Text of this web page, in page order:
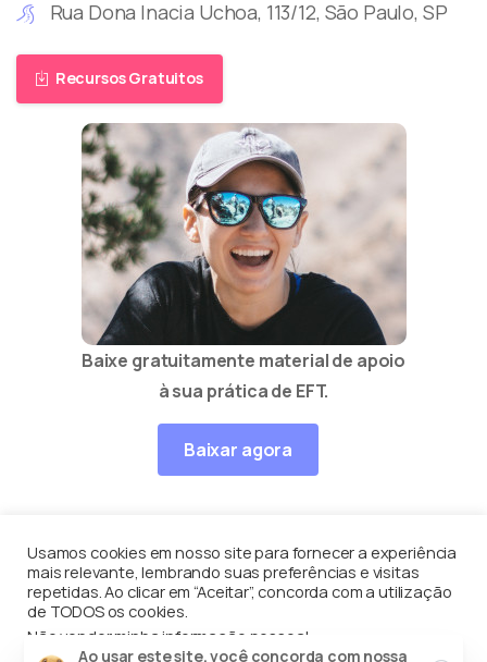
Rua Dona Inacia Uchoa, 113/12, São Paulo, SP
Recursos Gratuitos
Baixe gratuitamente material de apoio
à sua prática de EFT.
Baixar agora
Equilíbrio ContínuoporEnéas Guerriero© Todos os
direito reservados
Usamos cookies em nosso site para fornecer a experiência
mais relevante, lembrando suas preferências e visitas
repetidas. Ao clicar em “Aceitar”, concorda com a utilização
de TODOS os cookies.
Não vender minha informação pessoal
Ao usar este site, você concorda com nossa